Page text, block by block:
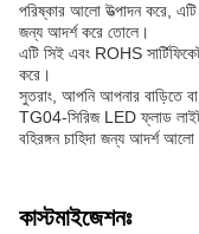
পরিষ্কার আলো উত্পাদন করে,
জন্য আদর্শ করে তোলে।
এটি সিই এবং ROHS
করে।
সুতরাং, আপনি আপনার বাড়িতে
TG04-সিরিজ LED ফ্লাড
বহিরঙ্গন চাহিদা জন্য আদর্শ আলো
কাস্টমাইজেশনঃ